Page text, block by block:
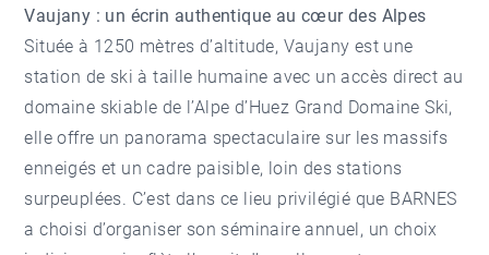
Vaujany : un écrin authentique au cœur des Alpes
Située à 1250 mètres d’altitude, Vaujany est une
station de ski à taille humaine avec un accès direct au
domaine skiable de l’Alpe d’Huez Grand Domaine Ski,
elle offre un panorama spectaculaire sur les massifs
enneigés et un cadre paisible, loin des stations
surpeuplées. C’est dans ce lieu privilégié que BARNES
a choisi d’organiser son séminaire annuel, un choix